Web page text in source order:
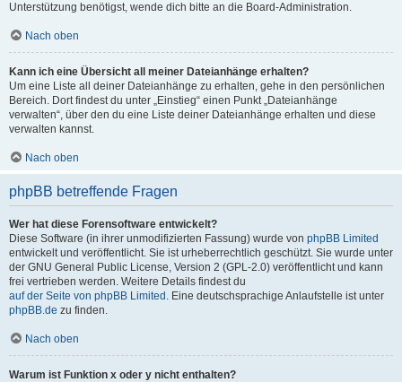
Unterstützung benötigst, wende dich bitte an die Board-Administration.
Nach oben
Kann ich eine Übersicht all meiner Dateianhänge erhalten?
Um eine Liste all deiner Dateianhänge zu erhalten, gehe in den persönlichen
Bereich. Dort findest du unter „Einstieg“ einen Punkt „Dateianhänge
verwalten“, über den du eine Liste deiner Dateianhänge erhalten und diese
verwalten kannst.
Nach oben
phpBB betreffende Fragen
Wer hat diese Forensoftware entwickelt?
Diese Software (in ihrer unmodifizierten Fassung) wurde von phpBB Limited
entwickelt und veröffentlicht. Sie ist urheberrechtlich geschützt. Sie wurde unter
der GNU General Public License, Version 2 (GPL-2.0) veröffentlicht und kann
frei vertrieben werden. Weitere Details findest du
auf der Seite von phpBB Limited . Eine deutschsprachige Anlaufstelle ist unter
phpBB.de zu finden.
Nach oben
Warum ist Funktion x oder y nicht enthalten?